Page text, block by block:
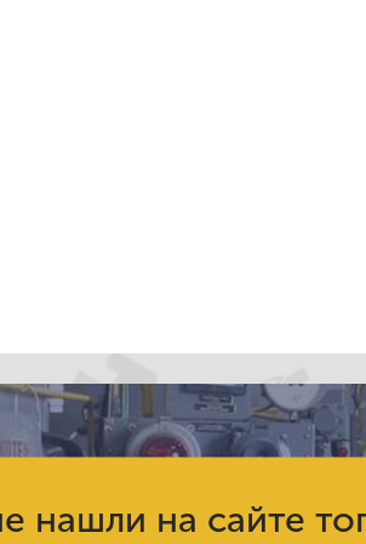
нашли на сайте